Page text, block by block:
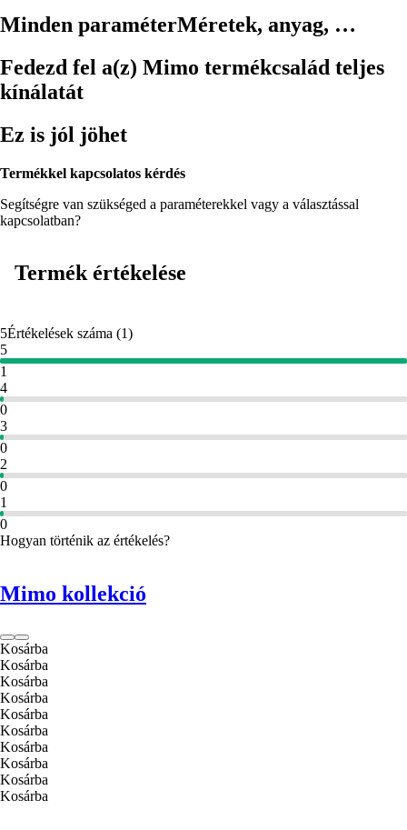
Minden paraméterMéretek, anyag, …
Fedezd fel a(z) Mimo termékcsalád teljes
kínálatát
Ez is jól jöhet
Termékkel kapcsolatos kérdés
Segítségre van szükséged a paraméterekkel vagy a választással
kapcsolatban?
Termék értékelése
5Értékelések száma (1)
5
1
4
0
3
0
2
0
1
0
Hogyan történik az értékelés?
Mimo kollekció
Kosárba
Kosárba
Kosárba
Kosárba
Kosárba
Kosárba
Kosárba
Kosárba
Kosárba
Kosárba